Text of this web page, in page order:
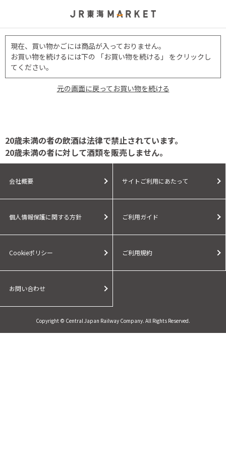
現在、買い物かごには商品が入っておりません。
お買い物を続けるには下の 「お買い物を続ける」 をクリックし
てください。
元の画面に戻ってお買い物を続ける
20歳未満の者の飲酒は法律で禁止されています。
20歳未満の者に対して酒類を販売しません。
会社概要 サイトご利用にあたって
個人情報保護に関する方針 ご利用ガイド
Cookieポリシー ご利用規約
お問い合わせ
Copyright © Central Japan Railway Company. All Rights Reserved.